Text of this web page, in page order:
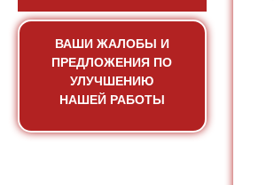
ВАШИ ЖАЛОБЫ И
ПРЕДЛОЖЕНИЯ ПО
УЛУЧШЕНИЮ
НАШЕЙ РАБОТЫ